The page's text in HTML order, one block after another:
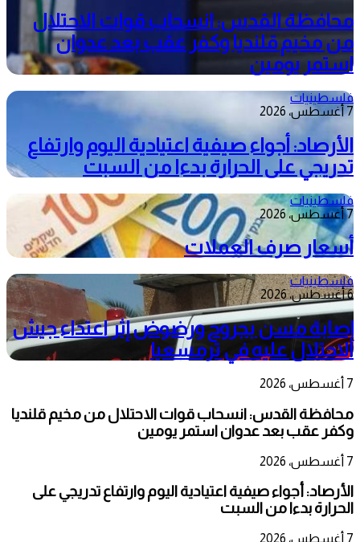
محافظة القدس: انسحاب قوات الاحتلال
من مخيم قلنديا وكفر عقب بعد عدوان
استمر يومين
فلسطينيات
7 أغسطس، 2026
الأرصاد: أجواء صيفية اعتيادية اليوم وارتفاع
تدريجي على الحرارة بدءا من السبت
فلسطينيات
7 أغسطس، 2026
أسعار صرف العملات
فلسطينيات
6 أغسطس، 2026
إصابة مسن بجروح ورضوض إثر اعتداء جيش
الاحتلال عليه في ترمسعيا
7 أغسطس، 2026
محافظة القدس: انسحاب قوات الاحتلال من مخيم قلنديا
وكفر عقب بعد عدوان استمر يومين
7 أغسطس، 2026
الأرصاد: أجواء صيفية اعتيادية اليوم وارتفاع تدريجي على
الحرارة بدءا من السبت
7 أغسطس، 2026